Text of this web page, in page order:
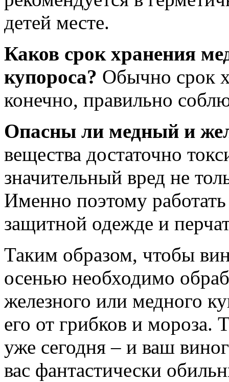
детей месте.
Каков срок хранения
купороса? Обычно срок
конечно, правильно
Опасны ли медный и
вещества достаточно
значительный вред не
Именно поэтому
защитной одежде и
Таким образом, чтобы
осенью необходимо
железного или медного
его от грибков и мороза.
уже сегодня – и ваш
вас фантастически